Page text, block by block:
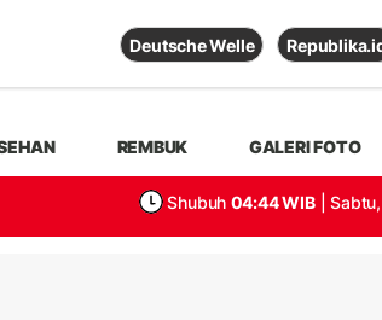
Deutsche Welle
REMBUK GALERI FOTO
Shubuh 04:44 WIB |